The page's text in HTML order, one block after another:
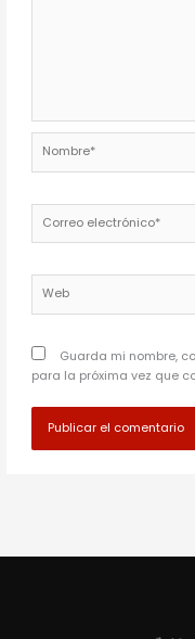
electrónico*
Guarda mi nombre,
para la próxima vez que